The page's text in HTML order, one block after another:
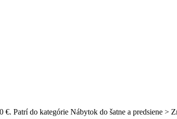
Patrí do kategórie Nábytok do šatne a predsiene >